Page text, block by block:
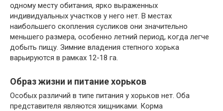
одному месту обитания, ярко выраженных
индивидуальных участков у него нет. В местах
наибольшего скопления сусликов они значительно
меньшего размера, особенно летний период, когда легче
добыть пищу. Зимние владения степного хорька
варьируются в рамках 12-18 га.
Образ жизни и питание хорьков
Особых различий в типе питания у хорьков нет. Оба
представителя являются хищниками. Корма